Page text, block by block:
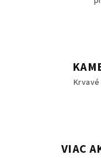
Krvavé
VIAC